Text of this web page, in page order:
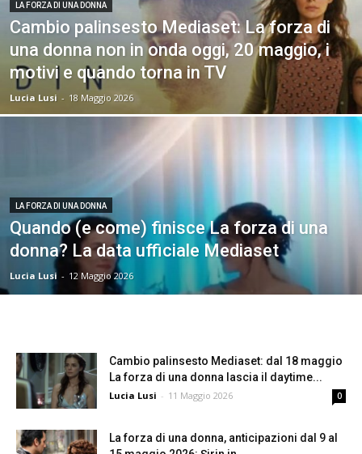
LA FORZA DI UNA DONNA
Cambio palinsesto Mediaset: La forza di
una donna non in onda oggi, 20 maggio, i
motivi e quando torna in TV
Lucia Lusi - 18 Maggio 2026
LA FORZA DI UNA DONNA
Quando (e come) finisce La forza di una
donna? La data ufficiale Mediaset
Lucia Lusi - 12 Maggio 2026
Cambio palinsesto Mediaset: dal 18 maggio
La forza di una donna lascia il daytime...
Lucia Lusi - 11 Maggio 2026 0
La forza di una donna, anticipazioni dal 9 al